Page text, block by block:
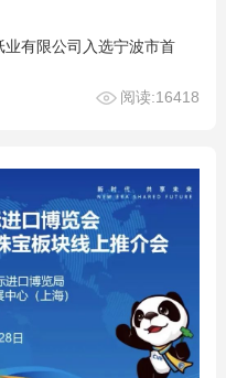
有限公司入选宁波市首
阅读:16418